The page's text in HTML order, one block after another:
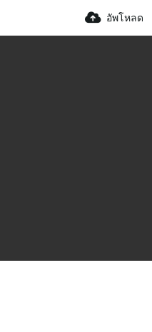
อัพโหลด